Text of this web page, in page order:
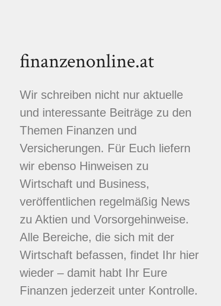
finanzenonline.at
Wir schreiben nicht nur aktuelle
und interessante Beiträge zu den
Themen Finanzen und
Versicherungen. Für Euch liefern
wir ebenso Hinweisen zu
Wirtschaft und Business,
veröffentlichen regelmäßig News
zu Aktien und Vorsorgehinweise.
Alle Bereiche, die sich mit der
Wirtschaft befassen, findet Ihr hier
wieder – damit habt Ihr Eure
Finanzen jederzeit unter Kontrolle.